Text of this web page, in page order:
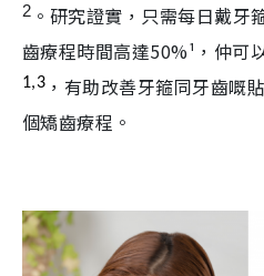
2 。研究證實，只需每日戴牙
齒療程時間高達50%¹，仲可
1,3 ，有助改善牙箍同牙齒嘅
個矯齒療程。